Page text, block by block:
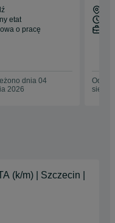
etat
o pracę
dnia 04
2026
(k/m) | Szczecin |